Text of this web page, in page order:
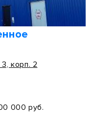
корп. 2
000 руб.